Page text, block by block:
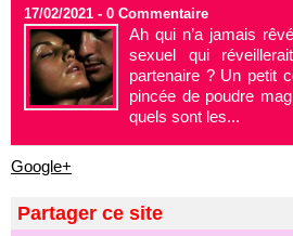
17/02/2021 - 0 Commentaire
Ah qui n’a jamais
sexuel qui
partenaire ? Un petit
pincée de poudre
quels sont les...
Google+
Partager ce site